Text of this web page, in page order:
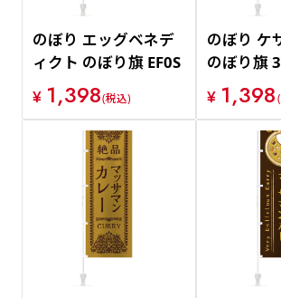
のぼり エッグベネデ
ィクト のぼり旗 EF0S
¥ 1,398(税込)
のぼり ケ
のぼり旗
¥ 1,398